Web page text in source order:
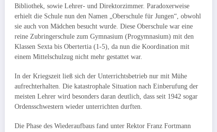
Bibliothek, sowie Lehrer- und Direk­torzimmer. Paradoxerweise
erhielt die Schule nun den Namen „Oberschule für Jungen“, obwohl
sie auch von Mädchen besucht wurde. Diese Oberschule war eine
reine Zubringerschule zum Gymna­sium (Progymnasium) mit den
Klassen Sexta bis Obertertia (1-5), da nun die Koordination mit
einem Mittel­schulzug nicht mehr gestattet war.
In der Kriegszeit ließ sich der Unterrichtsbetrieb nur mit Mühe
aufrecht­erhal­ten. Die katastrophale Situation nach Einberufung der
meisten Lehrer wird besonders daran deutlich, dass seit 1942 sogar
Ordens­schwestern wieder unterrichten durften.
Die Phase des Wiederaufbaus fand unter Rektor Franz Fortmann